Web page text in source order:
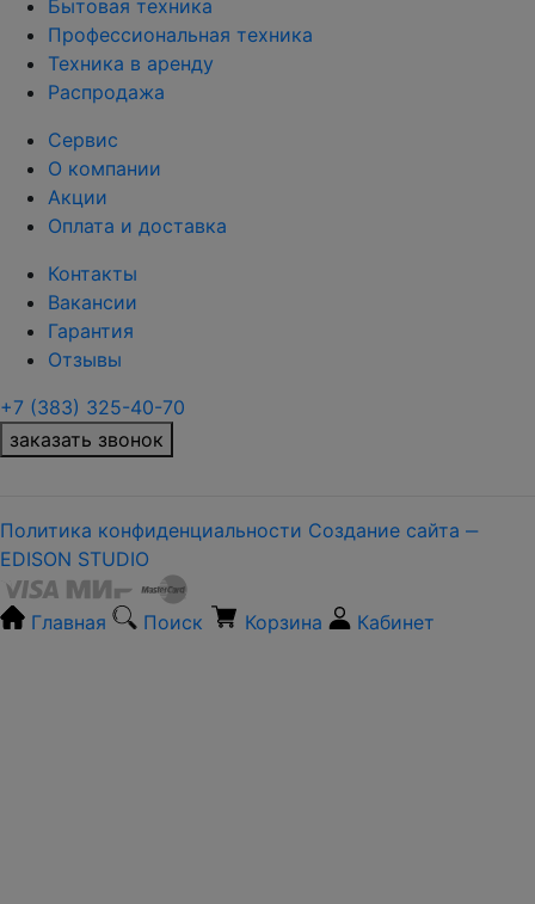
Бытовая техника
Профессиональная техника
Техника в аренду
Распродажа
Сервис
О компании
Акции
Оплата и доставка
Контакты
Вакансии
Гарантия
Отзывы
+7 (383) 325-40-70
заказать звонок
Политика конфиденциальности Создание сайта ‒
EDISON STUDIO
Главная Поиск Корзина Кабинет